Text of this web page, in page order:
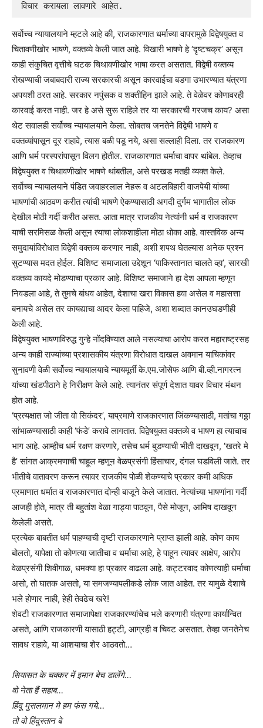
विचार करायला लावणारे आहेत.
सर्वोच्च न्यायालयाने म्हटले आहे की, राजकारणात धर्माच्या वापरामुळे विद्वेषयुक्त व
चितावणीखोर भाषणे, वक्तव्ये केली जात आहे. विखारी भाषणे हे ‘दृष्टचक्र’ असून
काही संकुचित वृत्तीचे घटक चिथावणीखोर भाषा करत असतात. विद्वेषी वक्तव्य
रोखण्याची जबाबदारी राज्य सरकारची असून कारवाईचा बडगा उभारण्यात यंत्रणा
अपयशी ठरत आहे. सरकार नपुंसक व शक्तीहिन झाले आहे. ते वेळेवर कोणावरही
कारवाई करत नाही. जर हे असे सुरू राहिले तर या सरकारची गरजच काय? असा
थेट सवालही सर्वोच्च न्यायालयाने केला. सोबतच जनतेने विद्वेषी भाषणे व
वक्तव्यांपासून दूर राहावे, त्यास बळी पडू नये, असा सल्लाही दिला. तर राजकारण
आणि धर्म परस्परांपासून विलग होतील. राजकारणात धर्माचा वापर थांबेल. तेव्हाच
विद्वेषयुक्त व चिथावणीखोर भाषणे थांबतील, असे परखड मतही व्यक्त केले.
सर्वोच्च न्यायालयाने पंडित जवाहरलाल नेहरू व अटलबिहारी वाजपेयी यांच्या
भाषणांची आठवण करीत त्यांची भाषणे ऐकण्यासाठी अगदी दुर्गम भागातील लोक
देखील मोठी गर्दी करीत असत. आता मात्र राजकीय नेत्यांनी धर्म व राजकारण
याची सरमिसळ केली असून त्याचा लोकशाहीला मोठा धोका आहे. वास्तविक अन्य
समुदायांविरोधात विद्वेषी वक्तव्य करणार नाही, अशी शपथ घेतल्यास अनेक प्रश्न
सुटण्यास मदत होईल. विशिष्ट समाजाला उद्देशून ‘पाकिस्तानात चालते व्हा’, सारखी
वक्तव्य कायदे मोडण्याचा प्रकार आहे. विशिष्ट समाजाने हा देश आपला म्हणून
निवडला आहे, ते तुमचे बांधव आहेत, देशाचा खरा विकास हवा असेल व महासत्ता
बनायचे असेल तर कायद्याचा आदर केला पाहिजे, अशा शब्दात कानउघडणीही
केली आहे.
विद्वेषयुक्त भाषणाविरुद्ध गुन्हे नोंदविण्यात आले नसल्याचा आरोप करत महाराष्ट्रसह
अन्य काही राज्यांच्या प्रशासकीय यंत्रणा विरोधात दाखल अवमान याचिकांवर
सुनावणी वेळी सर्वोच्च न्यायालयाचे न्यायमूर्ती के.एम.जोसेफ आणि बी.व्ही.नागरत्न
यांच्या खंडपीठाने हे निरीक्षण केले आहे. त्यानंतर संपूर्ण देशात यावर विचार मंथन
होत आहे.
‘प्रत्यक्षात जो जीता वो सिकंदर’, याप्रमाणे राजकारणात जिंकण्यासाठी, मतांचा गठ्ठा
सांभाळण्यासाठी काही ‘फंडे’ करावे लागतात. विद्वेषयुक्त वक्तव्ये व भाषण हा त्याचाच
भाग आहे. आम्हीच धर्म रक्षण करणारे, तसेच धर्म बुडण्याची भीती दाखवून, ‘खतरे मे
है’ सांगत आक्रमणाची चाहूल म्हणून वेळप्रसंगी हिंसाचार, दंगल घडविली जाते. तर
भीतीचे वातावरण करून त्यावर राजकीय पोळी शेकण्याचे प्रकार कमी अधिक
प्रमाणात धर्मात व राजकारणात दोन्ही बाजूने केले जातात. नेत्यांच्या भाषणांना गर्दी
आजही होते, मात्र ती बहुतांश वेळा गाड्या पाठवून, पैसे मोजून, आमिष दाखवून
केलेली असते.
प्रत्येक बाबतीत धर्म पाहण्याची दृष्टी राजकारणाने प्राप्त झाली आहे. कोण काय
बोलतो, यापेक्षा तो कोणत्या जातीचा व धर्माचा आहे, हे पाहून त्यावर आक्षेप, आरोप
वेळप्रसंगी शिवीगाळ, धमक्या हा प्रकार वाढला आहे. कट्टरवाद कोणत्याही धर्माचा
असो, तो घातक असतो, या समजण्यापलीकडे लोक जात आहेत. तर यामुळे देशाचे
भले होणार नाही, हेही तेवढेच खरे!
शेवटी राजकारणात समाजापेक्षा राजकारण्यांचेच भले करणारी यंत्रणा कार्यान्वित
असते, आणि राजकारणी यासाठी हट्टी, आग्रही व चिवट असतात. तेव्हा जनतेनेच
सावध राहावे, या आशयाचा शेर आठवतो…
सियासत के चक्कर में इमान बेच डालेंगे…
वो नेता हैं सहाब…
हिंदू मुसलमान मे हम फंस गये…
तो वो हिंदुस्तान बे